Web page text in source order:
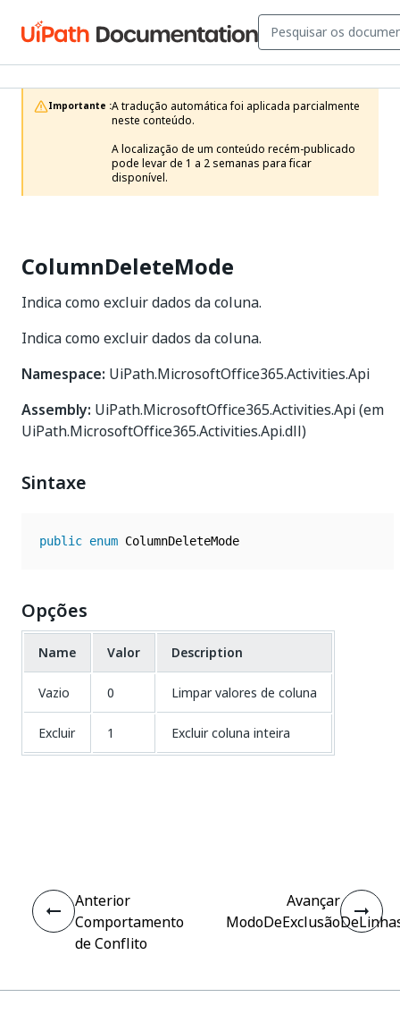
Importante :A tradução automática foi aplicada parcialmente
neste conteúdo.
A localização de um conteúdo recém-publicado
pode levar de 1 a 2 semanas para ficar
disponível.
ColumnDeleteMode
Indica como excluir dados da coluna.
Indica como excluir dados da coluna.
Namespace: UiPath.MicrosoftOffice365.Activities.Api
Assembly: UiPath.MicrosoftOffice365.Activities.Api (em
UiPath.MicrosoftOffice365.Activities.Api.dll)
Sintaxe
public enum
Opções
Name Valor Description
Vazio 0 Limpar valores de coluna
Excluir 1 Excluir coluna inteira
Anterior
Comportamento
de Conflito
Avançar